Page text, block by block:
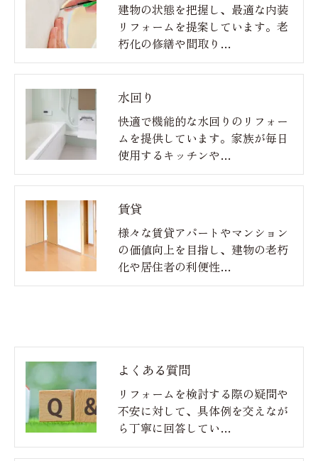
建物の状態を把握し、最適な内装
リフォームを提案しています。老
朽化の修繕や間取り…
水回り
快適で機能的な水回りのリフォー
ムを提供しています。家族が毎日
使用するキッチンや…
賃貸
様々な賃貸アパートやマンション
の価値向上を目指し、建物の老朽
化や居住者の利便性…
よくある質問
リフォームを検討する際の疑問や
不安に対して、具体例を交えなが
ら丁寧に回答してい…